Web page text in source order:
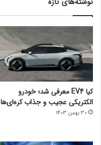
کیا EV4 معرفی شد؛ خودرو
الکتریکی عجیب و جذاب کره‌ای‌ها
30 بهمن 1403